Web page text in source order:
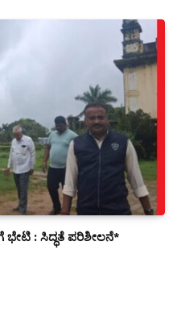
ಭೇಟಿ : ಸಿದ್ಧತೆ ಪರಿಶೀಲನೆ*